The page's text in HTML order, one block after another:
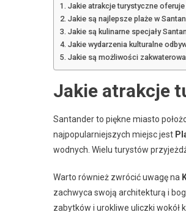
Jakie atrakcje turystyczne oferuje
Jakie są najlepsze plaże w
Jakie są kulinarne specjały
Jakie wydarzenia kulturalne
Jakie są możliwości
Jakie atrakcje
Santander to piękne miasto
najpopularniejszych miejsc jest
wodnych. Wielu turystów
Warto również zwrócić uwagę na
zachwyca swoją architekturą i
zabytków i urokliwe uliczki